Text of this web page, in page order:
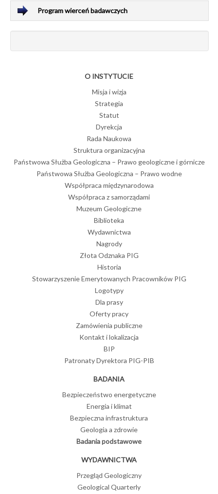
Program wierceń badawczych
O INSTYTUCIE
Misja i wizja
Strategia
Statut
Dyrekcja
Rada Naukowa
Struktura organizacyjna
Państwowa Służba Geologiczna – Prawo geologiczne i górnicze
Państwowa Służba Geologiczna – Prawo wodne
Współpraca międzynarodowa
Współpraca z samorządami
Muzeum Geologiczne
Biblioteka
Wydawnictwa
Nagrody
Złota Odznaka PIG
Historia
Stowarzyszenie Emerytowanych Pracowników PIG
Logotypy
Dla prasy
Oferty pracy
Zamówienia publiczne
Kontakt i lokalizacja
BIP
Patronaty Dyrektora PIG-PIB
BADANIA
Bezpieczeństwo energetyczne
Energia i klimat
Bezpieczna infrastruktura
Geologia a zdrowie
Badania podstawowe
WYDAWNICTWA
Przegląd Geologiczny
Geological Quarterly